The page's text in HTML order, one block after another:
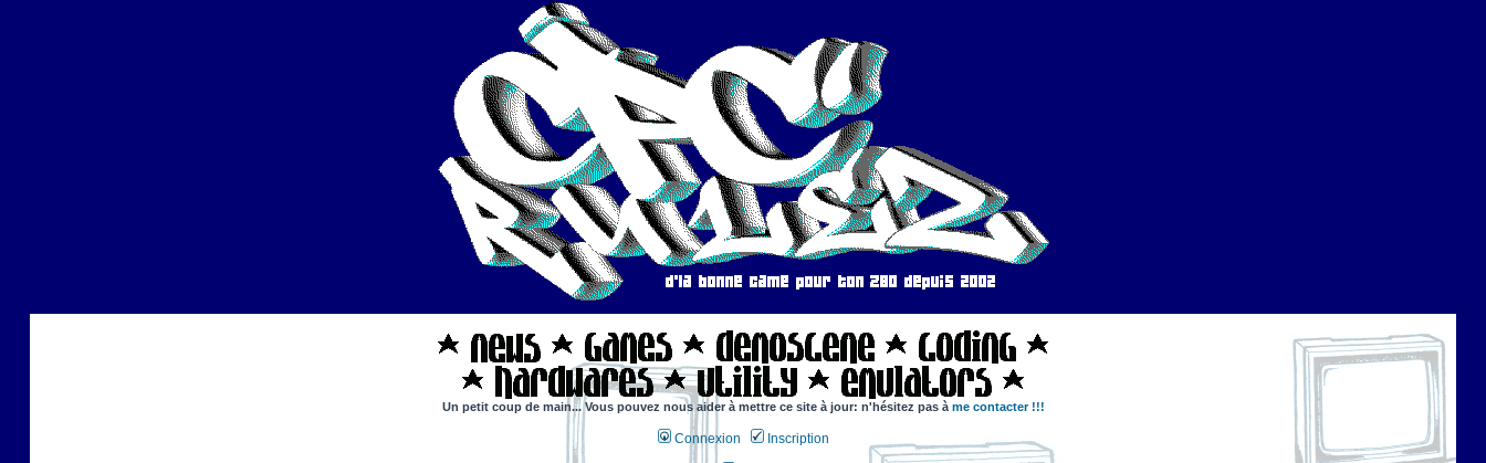
Un petit coup de main... Vous pouvez nous aider à mettre ce site à jour: n'hésitez pas à me contacter !!!
Connexion Inscription